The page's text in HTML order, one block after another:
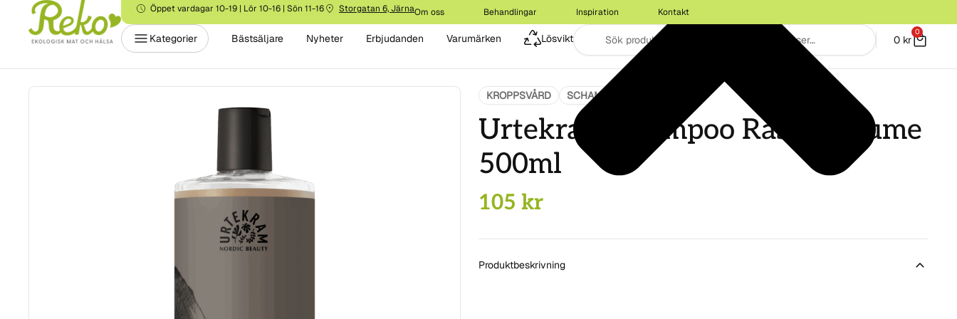
Öppet vardagar 10-19 | Lör 10-16 | Sön 11-16 Storgatan 6, JärnaOm oss Behandlingar Inspiration Kontakt
Kategorier Bästsäljare Nyheter Erbjudanden Varumärken Lösvikt 0 kr
0
KROPPSVÅRD SCHAMPO OCH BALSAM
Urtekram Shampoo Rasul Volume
500ml
105 kr
Produktbeskrivning